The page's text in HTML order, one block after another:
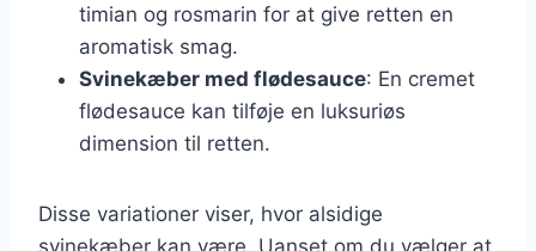
timian og rosmarin for at give retten en
aromatisk smag.
Svinekæber med flødesauce: En cremet
flødesauce kan tilføje en luksuriøs
dimension til retten.
Disse variationer viser, hvor alsidige
svinekæber kan være. Uanset om du vælger at